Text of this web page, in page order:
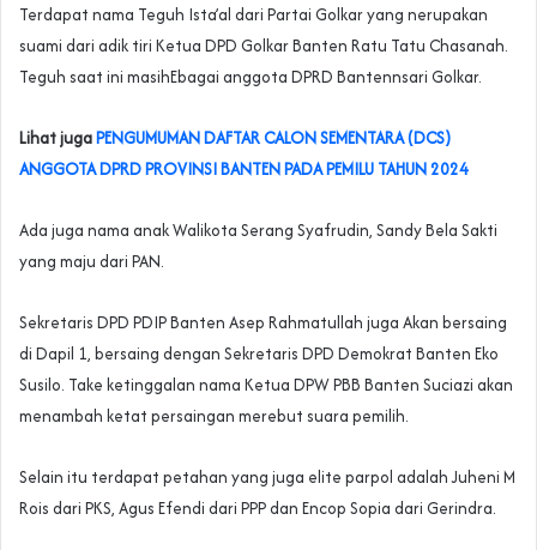
Terdapat nama Teguh Ista’al dari Partai Golkar yang nerupakan
suami dari adik tiri Ketua DPD Golkar Banten Ratu Tatu Chasanah.
Teguh saat ini masihEbagai anggota DPRD Bantennsari Golkar.
Lihat jugaPENGUMUMAN DAFTAR CALON SEMENTARA (DCS)
ANGGOTA DPRD PROVINSI BANTEN PADA PEMILU TAHUN 2024
Ada juga nama anak Walikota Serang Syafrudin, Sandy Bela Sakti
yang maju dari PAN.
Sekretaris DPD PDIP Banten Asep Rahmatullah juga Akan bersaing
di Dapil 1, bersaing dengan Sekretaris DPD Demokrat Banten Eko
Susilo. Take ketinggalan nama Ketua DPW PBB Banten Suciazi akan
menambah ketat persaingan merebut suara pemilih.
Selain itu terdapat petahan yang juga elite parpol adalah Juheni M
Rois dari PKS, Agus Efendi dari PPP dan Encop Sopia dari Gerindra.